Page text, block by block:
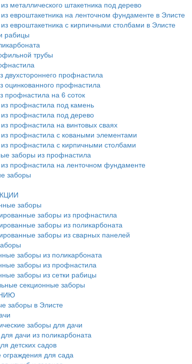
металлического штакетника под дерево
евроштакетника на ленточном фундаменте в Элисте
евроштакетника с кирпичными столбами в Элисте
рабицы
трубы
двухстороннего профнастила
оцинкованного профнастила
профнастила на 6 соток
профнастила под камень
профнастила под дерево
профнастила на винтовых сваях
профнастила с коваными элементами
профнастила с кирпичными столбами
заборы из профнастила
профнастила на ленточном фундаменте
заборы
заборы
заборы из профнастила
заборы из поликарбоната
заборы из сварных панелей
заборы из поликарбоната
заборы из профнастила
заборы из сетки рабицы
секционные заборы
заборы в Элисте
заборы для дачи
дачи из поликарбоната
детских садов
ограждения для сада